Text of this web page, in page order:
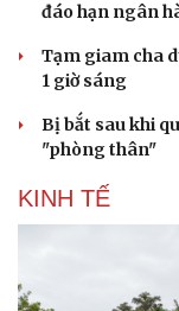
đáo hạn ngân
Tạm giam cha
1 giờ sáng
Bị bắt sau khi
"phòng thân"
KINH TẾ